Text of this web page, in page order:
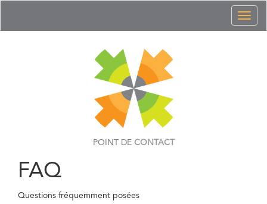
POINT DE CONTACT
FAQ
Questions fréquemment posées